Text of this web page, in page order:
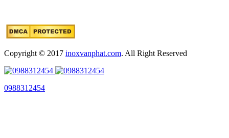
Copyright © 2017 inoxvanphat.com. All Right Reserved
0988312454